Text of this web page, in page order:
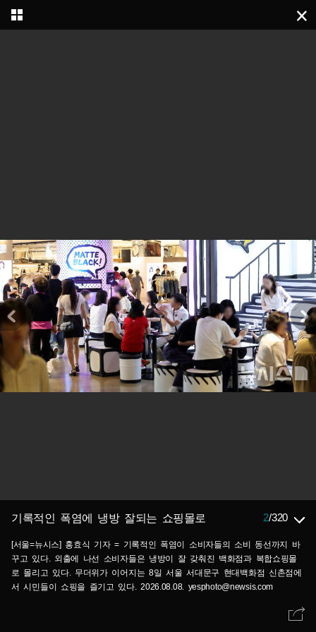
기록적인 폭염에 냉방 잘되는 쇼핑몰로 2/320
[서울=뉴시스] 홍효식 기자 = 기록적인 폭염이 소비자들의 소비 동선까지 바
꾸고 있다. 외출에 나선 소비자들은 냉방이 잘 갖춰진 백화점과 복합쇼핑몰
로 몰리고 있다. 무더위가 이어지는 8일 서울 서대문구 현대백화점 신촌점에
서 시민들이 쇼핑을 즐기고 있다. 2026.08.08. yesphoto@newsis.com